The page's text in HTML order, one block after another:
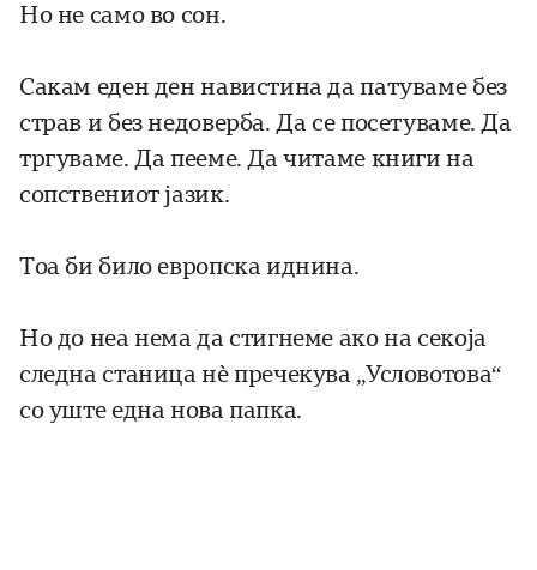
Но не само во сон.
Сакам еден ден навистина да патуваме без
страв и без недоверба. Да се посетуваме. Да
тргуваме. Да пееме. Да читаме книги на
сопствениот јазик.
Тоа би било европска иднина.
Но до неа нема да стигнеме ако на секоја
следна станица нè пречекува „Условотова“
со уште една нова папка.